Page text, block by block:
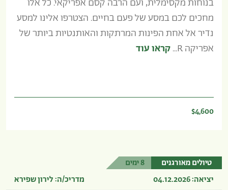
בנוחות מקסימלית, ועם הרבה קסם אפריקאי. כל אלו
מחכים לכם במסע של פעם בחיים. הצטרפו אלינו למסע
נדיר אל אחת הפינות המרתקות והאותנטיות ביותר של
אפריקה R...
קראו עוד
$4,600
טיולים מאורגנים 8 ימים
יציאה: 04.12.2026 מדריכ/ה: לירון שפירא